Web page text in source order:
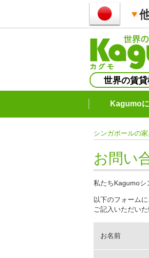
世界の賃
Kagumo
シンガポールの
お問い
私たちKagumoシ
以下のフォーム
ご記入いただい
お名前